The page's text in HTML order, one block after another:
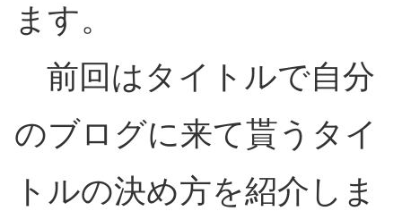
ます。
前回はタイトルで自分
のブログに来て貰うタイ
トルの決め方を紹介しま